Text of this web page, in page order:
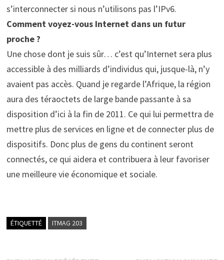
s’interconnecter si nous n’utilisons pas l’IPv6.
Comment voyez-vous Internet dans un futur
proche ?
Une chose dont je suis sûr… c’est qu’Internet sera plus
accessible à des milliards d’individus qui, jusque-là, n’y
avaient pas accès. Quand je regarde l’Afrique, la région
aura des téraoctets de large bande passante à sa
disposition d’ici à la fin de 2011. Ce qui lui permettra de
mettre plus de services en ligne et de connecter plus de
dispositifs. Donc plus de gens du continent seront
connectés, ce qui aidera et contribuera à leur favoriser
une meilleure vie économique et sociale.
ÉTIQUETTÉ ITMAG 203